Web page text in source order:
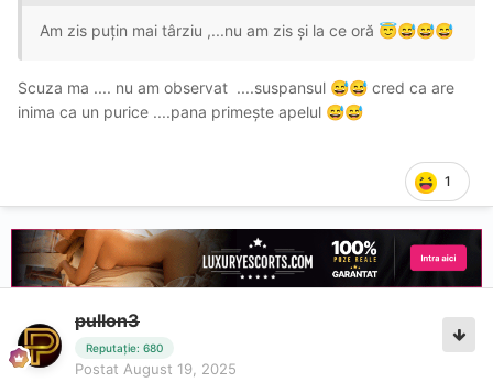
Am zis puțin mai târziu ,...nu am zis și la ce oră 😇😅😅😅
Scuza ma .... nu am observat ....suspansul 😅😅 cred ca are
inima ca un purice ....pana primește apelul 😅😅
1
pullon3
Reputație: 680
Postat August 19, 2025